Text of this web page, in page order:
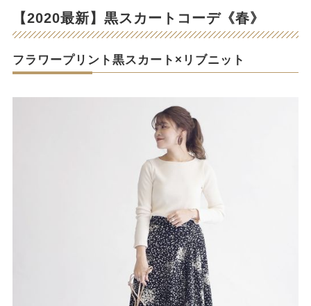
【2020最新】黒スカートコーデ《春》
フラワープリント黒スカート×リブニット